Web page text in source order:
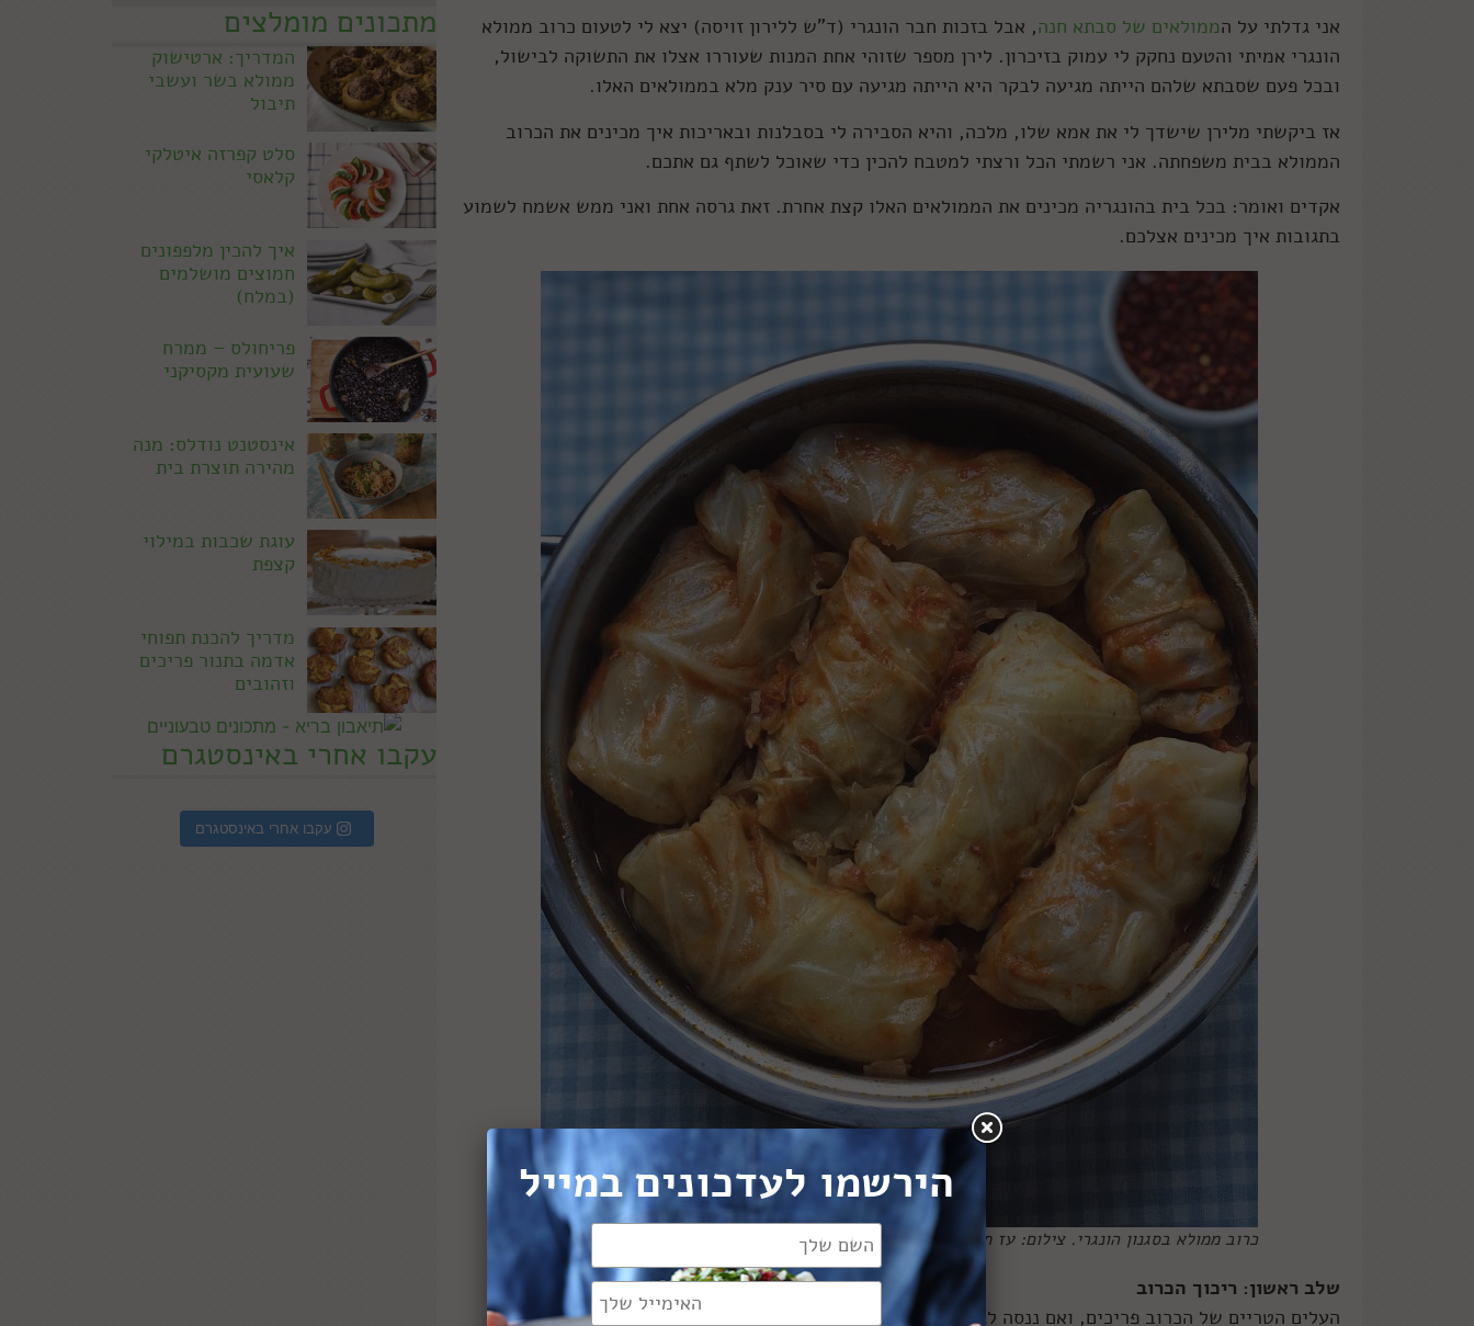
מתכונים מומלצים
המדריך: ארטישוק
ממולא בשר ועשבי
תיבול
סלט קפרזה איטלקי
קלאסי
איך להכין מלפפונים
חמוצים מושלמים
(במלח)
פריחולס – ממרח
שעועית מקסיקני
אינסטנט נודלס: מנה
מהירה תוצרת בית
עוגת שכבות במילוי
קצפת
מדריך להכנת תפוחי
אדמה בתנור פריכים
וזהובים
עקבו אחרי באינסטגרם
עקבו אחרי באינסטגרם
אני גדלתי על הממולאים של סבתא חנה, אבל בזכות חבר הונגרי (ד"ש ללירון זויסה) יצא לי לטעום כרוב ממולא
הונגרי אמיתי והטעם נחקק לי עמוק בזיכרון. לירן מספר שזוהי אחת המנות שעוררו אצלו את התשוקה לבישול,
ובכל פעם שסבתא שלהם הייתה מגיעה לבקר היא הייתה מגיעה עם סיר ענק מלא בממולאים האלו.
אז ביקשתי מלירן שישדך לי את אמא שלו, מלכה, והיא הסבירה לי בסבלנות ובאריכות איך מכינים את הכרוב
הממולא בבית משפחתה. אני רשמתי הכל ורצתי למטבח להכין כדי שאוכל לשתף גם אתכם.
אקדים ואומר: בכל בית בהונגריה מכינים את הממולאים האלו קצת אחרת. זאת גרסה אחת ואני ממש אשמח לשמוע
בתגובות איך מכינים אצלכם.
כרוב ממולא בסגנון הונגרי. צילום: עז תלם
שלב ראשון: ריכוך הכרוב
העלים הטריים של הכרוב פריכים, ואם ננסה לגלגל אותם סתם ככה העלים יקרעו לנו. לכן חייבים לרכך אותם
הירשמו לעדכונים במייל